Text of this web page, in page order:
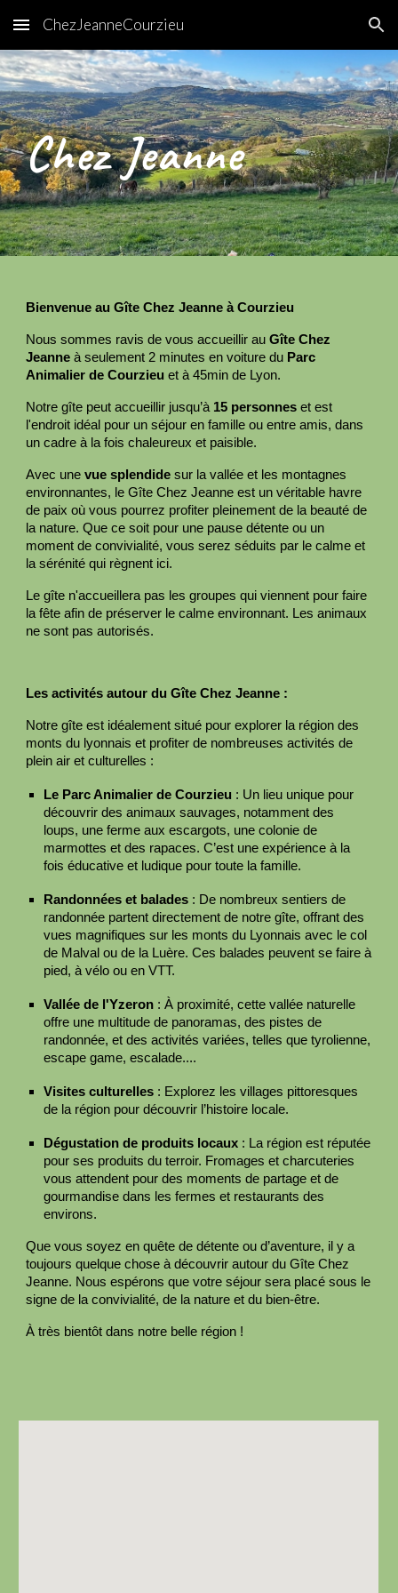
Skip to main content Skip to navigation
ChezJeanneCourzieu
Chez Jeanne
Bienvenue au Gîte Chez Jeanne à Courzieu
Nous sommes ravis de vous accueillir auGîte Chez
Jeanne à seulement 2 minutes en voiture du Parc
Animalier de Courzieu et à 45min de Lyon.
Notre gîte peut accueillir jusqu’à 15 personnes et est
l'endroit idéal pour un séjour en famille ou entre amis, dans
un cadre à la fois chaleureux et paisible.
Avec unevue splendide sur la vallée et les montagnes
environnantes, le Gîte Chez Jeanne est un véritable havre
de paix où vous pourrez profiter pleinement de la beauté de
la nature. Que ce soit pour une pause détente ou un
moment de convivialité, vous serez séduits par le calme et
la sérénité qui règnent ici.
Le gîte n'accueillera pas les groupes qui viennent pour faire
la fête afin de préserver le calme environnant. Les animaux
ne sont pas autorisés.
Les activités autour du Gîte Chez Jeanne :
Notre gîte est idéalement situé pour explorer la région des
monts du lyonnais et profiter de nombreuses activités de
plein air et culturelles :
Le Parc Animalier de Courzieu : Un lieu unique pour
découvrir des animaux sauvages, notamment des
loups, une ferme aux escargots, une colonie de
marmottes et des rapaces. C’est une expérience à la
fois éducative et ludique pour toute la famille.
Randonnées et balades : De nombreux sentiers de
randonnée partent directement de notre gîte, offrant des
vues magnifiques sur les monts du Lyonnais avec le col
de Malval ou de la Luère. Ces balades peuvent se faire à
pied, à vélo ou en VTT.
Vallée de l'Yzeron : À proximité, cette vallée naturelle
offre une multitude de panoramas, des pistes de
randonnée, et des activités variées, telles que tyrolienne,
escape game, escalade....
Visites culturelles : Explorez les villages pittoresques
de la région pour découvrir l’histoire locale.
Dégustation de produits locaux : La région est réputée
pour ses produits du terroir. Fromages et charcuteries
vous attendent pour des moments de partage et de
gourmandise dans les fermes et restaurants des
environs.
Que vous soyez en quête de détente ou d’aventure, il y a
toujours quelque chose à découvrir autour du Gîte Chez
Jeanne. Nous espérons que votre séjour sera placé sous le
signe de la convivialité, de la nature et du bien-être.
À très bientôt dans notre belle région !